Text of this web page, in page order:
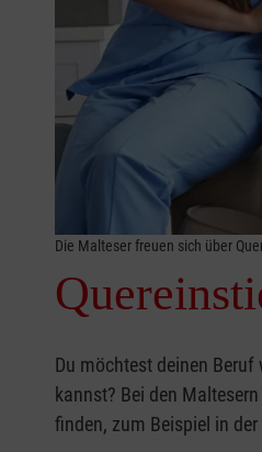
Die Malteser freuen sich über
Du möchtest deinen
kannst? Bei den
finden, zum Beispiel in